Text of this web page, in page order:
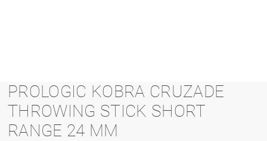
PROLOGIC KOBRA CRUZADE
THROWING STICK SHORT
RANGE 24 MM